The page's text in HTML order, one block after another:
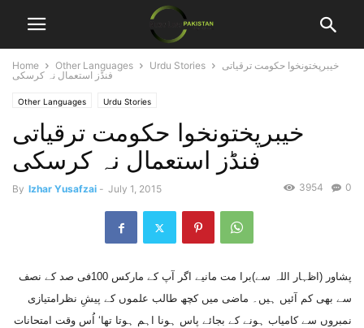
Home Other Languages Urdu Stories
خیبرپختونخوا حکومت ترقیاتی
فنڈز استعمال نہ کرسکی
Other Languages Urdu Stories
خیبرپختونخوا حکومت ترقیاتی
فنڈز استعمال نہ کرسکی
By Izhar Yusafzai - July 1, 2015 0
3954
پشاور (اظہار اللہ سے)برا مت مانیے اگر آپ کے مارکس 100فی صد کے نصف
سے بھی کم آئیں ہیں۔ ماضی میں کچھ طالب علموں کے پیشِ نظرامتیازی
نمبروں سے کامیاب ہونے کے بجائے پاس ہونا اہم ہوتا تھا‘ اُس وقت امتحانات